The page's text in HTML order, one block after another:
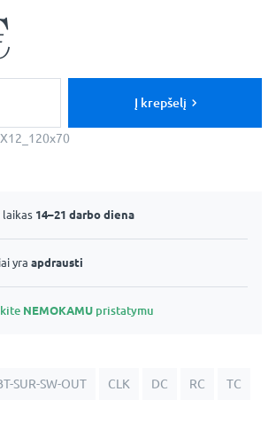
Į krepšelį
laikas 14–21 darbo diena
yra apdrausti
NEMOKAMU pristatymu
SUR-SW-OUT CLK DC RC TC